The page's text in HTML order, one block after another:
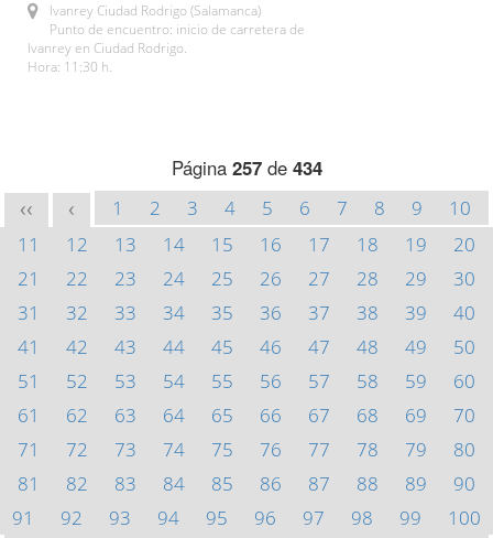
Ivanrey Ciudad Rodrigo (Salamanca)
Punto de encuentro: inicio de carretera de
Ivanrey en Ciudad Rodrigo.
Hora: 11:30 h.
Página 257de 434
<< < 1 2 3 4 5 6 7 8 9
10
11
12 13 14 15 16 17 18 19
20
21
22 23 24 25 26 27 28 29
30
31
32 33 34 35 36 37 38 39
40
41
42 43 44 45 46 47 48 49
50
51
52 53 54 55 56 57 58 59
60
61
62 63 64 65 66 67 68 69
70
71
72 73 74 75 76 77 78 79
80
81
82 83 84 85 86 87 88 89
90
91
92 93 94 95 96 97 98 99
100